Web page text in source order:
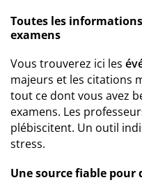
Toutes les
examens
Vous trouverez ici les
majeurs et les citations
tout ce dont vous avez
examens. Les
plébiscitent. Un outil
stress.
Une source fiable pour